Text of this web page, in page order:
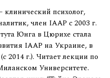
клинический психолог,
член IAAP с 2003 г.
Юнга в Цюрихе стала
IAAP на Украине, в
2014 г.). Читает лекции по
Университете.